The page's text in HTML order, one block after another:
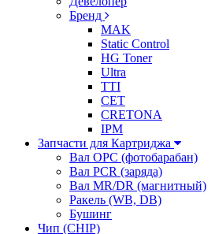
Бренд
MAK
Static Control
HG Toner
Ultra
TTI
CET
CRETONA
IPM
Запчасти для Картриджа
Вал OPC (фотобарабан)
Вал PCR (заряда)
Вал MR/DR (магнитный)
Ракель (WB, DB)
Бушинг
Чип (CHIP)